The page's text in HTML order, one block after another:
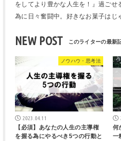
をしてより豊かな人生を！』過ごせ
為に日々奮闘中。好きなお菓子はじ
NEW POST
ノウハウ・思考法
2023.04.11
【必須】あなたの人生の主導権
を握る為にやるべき5つの行動と
何
一